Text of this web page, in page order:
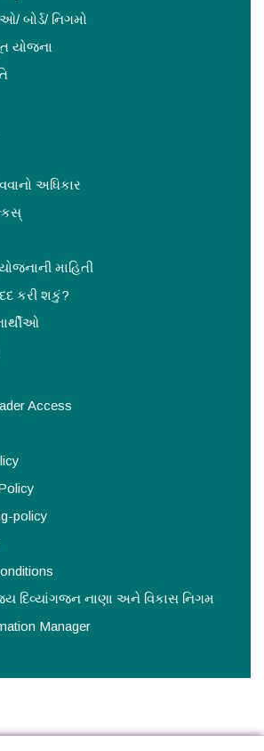
બોર્ડ/ નિગમો
યોજના
અધિકાર
માહિતી
કરી શકું?
Access
policy
દિવ્યાંગજન નાણા અને વિકાસ નિગમ
Manager